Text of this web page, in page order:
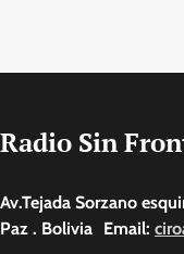
Radio Sin
Av.Tejada Sorzano
Paz . Bolivia Email: